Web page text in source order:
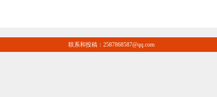
联系和投稿：2587868587@qq.com